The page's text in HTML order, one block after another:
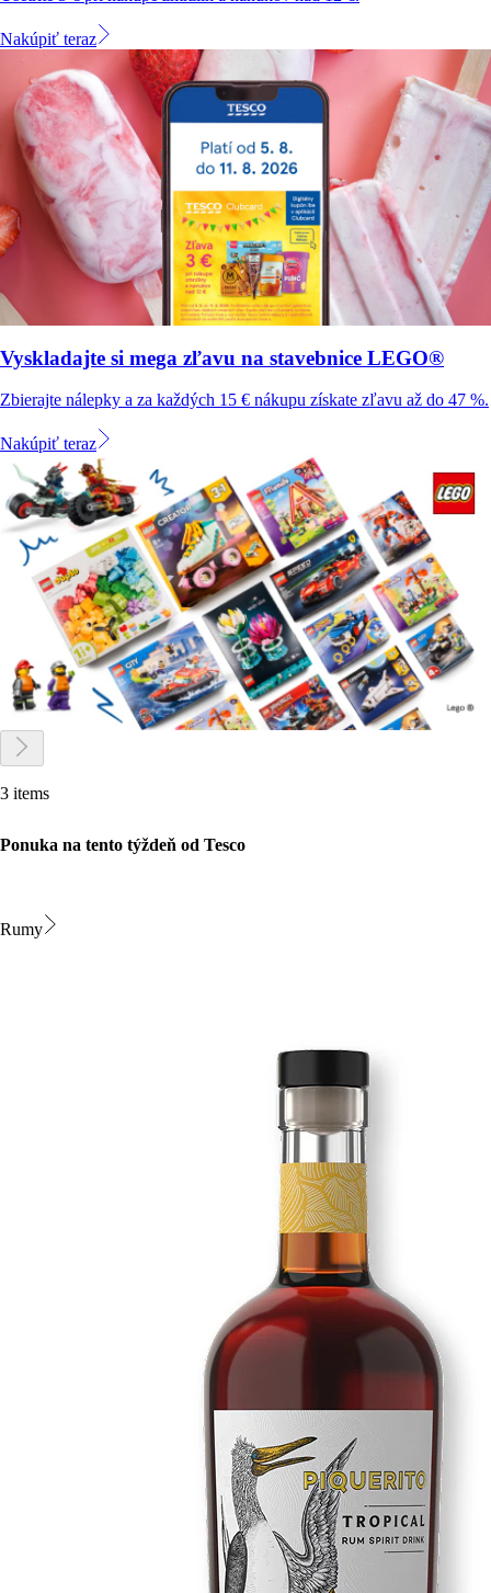
Nakúpiť teraz
Vyskladajte si mega zľavu na stavebnice LEGO®
Zbierajte nálepky a za každých 15 € nákupu získate zľavu až do 47 %.
Nakúpiť teraz
3 items
Ponuka na tento týždeň od Tesco
Rumy